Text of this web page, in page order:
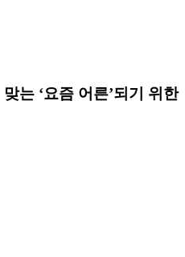
는 ‘요즘 어른’되기 위한